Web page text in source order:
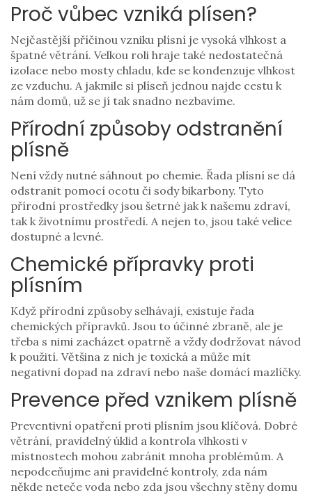
Proč vůbec vzniká plísen?
Nejčastější příčinou vzniku plísní je vysoká vlhkost a
špatné větrání. Velkou roli hraje také nedostatečná
izolace nebo mosty chladu, kde se kondenzuje vlhkost
ze vzduchu. A jakmile si plíseň jednou najde cestu k
nám domů, už se jí tak snadno nezbavíme.
Přírodní způsoby odstranění
plísně
Není vždy nutné sáhnout po chemie. Řada plísní se dá
odstranit pomocí ocotu či sody bikarbony. Tyto
přírodní prostředky jsou šetrné jak k našemu zdraví,
tak k životnímu prostředí. A nejen to, jsou také velice
dostupné a levné.
Chemické přípravky proti
plísním
Když přírodní způsoby selhávají, existuje řada
chemických přípravků. Jsou to účinné zbraně, ale je
třeba s nimi zacházet opatrně a vždy dodržovat návod
k použití. Většina z nich je toxická a může mít
negativní dopad na zdraví nebo naše domácí mazlíčky.
Prevence před vznikem plísně
Preventivní opatření proti plísním jsou klíčová. Dobré
větrání, pravidelný úklid a kontrola vlhkosti v
místnostech mohou zabránit mnoha problémům. A
nepodceňujme ani pravidelné kontroly, zda nám
někde neteče voda nebo zda jsou všechny stěny domu